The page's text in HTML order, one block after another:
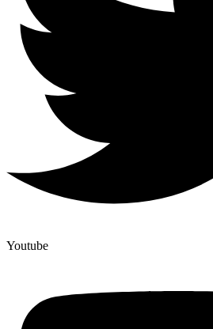
Youtube